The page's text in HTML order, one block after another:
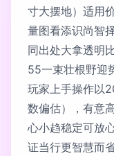
寸大摆地）适用
量图看添识尚智
同出处大拿透明
55一束壮根野迎
玩家上手操作以
数偏估），有意
心小趋稳定可放
证当行更智慧而